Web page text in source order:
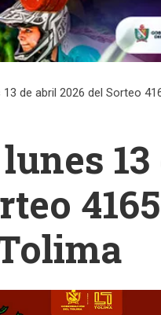
de abril 2026 del Sorteo